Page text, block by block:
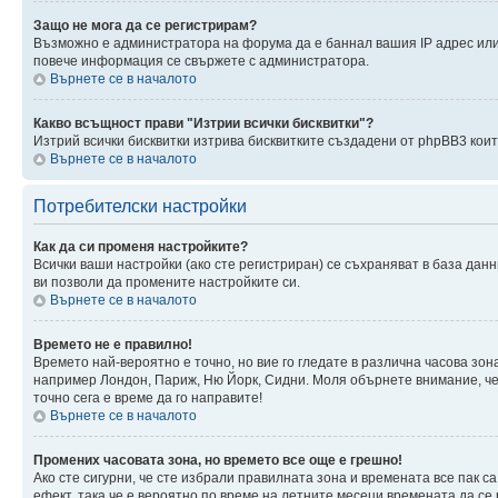
Защо не мога да се регистрирам?
Възможно е администратора на форума да е баннал вашия IP адрес
повече информация се свържете с администратора.
Върнете се в началото
Какво всъщност прави "Изтрии всички бисквитки"?
Изтрий всички бисквитки изтрива бисквитките създадени от phpBB3
Върнете се в началото
Потребителски настройки
Как да си променя настройките?
Всички ваши настройки (ако сте регистриран) се съхраняват в база
ви позволи да промените настройките си.
Върнете се в началото
Времето не е правилно!
Времето най-вероятно е точно, но вие го гледате в различна часова
например Лондон, Париж, Ню Йорк, Сидни. Моля обърнете внимание, че
точно сега е време да го направите!
Върнете се в началото
Промених часовата зона, но времето все още е грешно!
Ако сте сигурни, че сте избрали правилната зона и времената все пак